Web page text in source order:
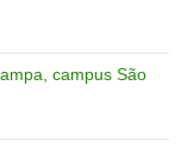
campus São